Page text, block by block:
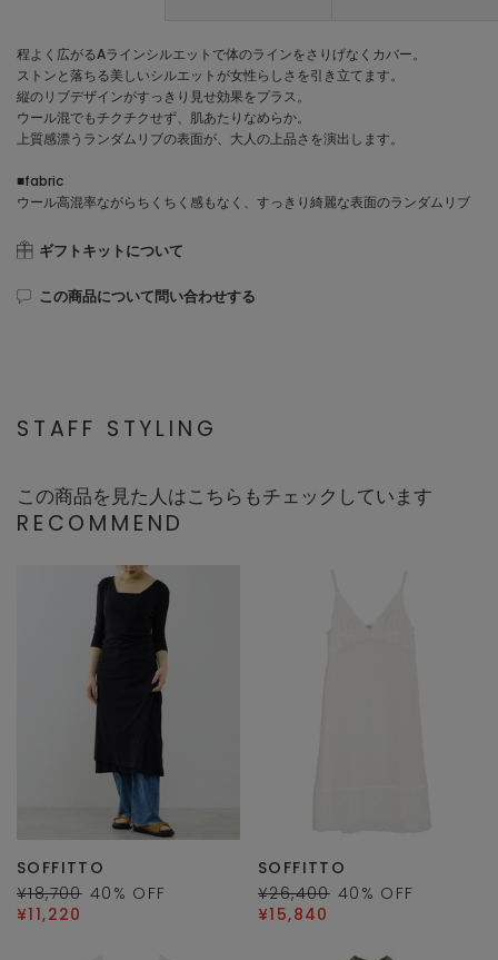
程よく広がるAラインシルエットで体のラインをさりげなくカバー。
ストンと落ちる美しいシルエットが女性らしさを引き立てます。
縦のリブデザインがすっきり見せ効果をプラス。
ウール混でもチクチクせず、肌あたりなめらか。
上質感漂うランダムリブの表面が、大人の上品さを演出します。
■fabric
ウール高混率ながらちくちく感もなく、すっきり綺麗な表面のランダムリブ
ギフトキットについて
この商品について問い合わせする
STAFF STYLING
この商品を見た人はこちらもチェックしています
RECOMMEND
SOFFITTO
¥18,700 40 % OFF
¥11,220
SOFFITTO
¥26,400 40 % OFF
¥15,840